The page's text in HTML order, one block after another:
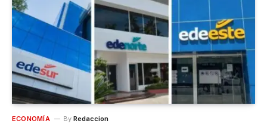
ECONOMÍA By Redaccion